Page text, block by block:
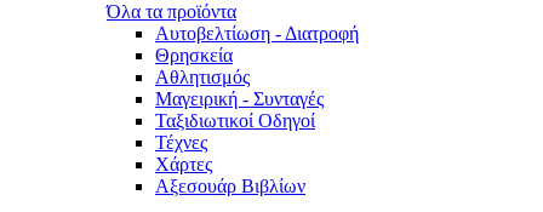
Όλα τα προϊόντα
Αυτοβελτίωση - Διατροφή
Θρησκεία
Αθλητισμός
Μαγειρική - Συνταγές
Ταξιδιωτικοί Οδηγοί
Τέχνες
Χάρτες
Αξεσουάρ Βιβλίων